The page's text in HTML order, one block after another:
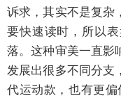
诉求，其实不是复杂
要快速读时，所以
落。这种审美一直影
发展出很多不同分支
代运动款，也有更